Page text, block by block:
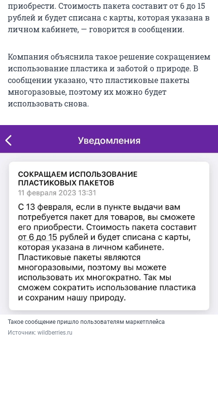
приобрести. Стоимость пакета составит от 6 до 15
рублей и будет списана с карты, которая указана в
личном кабинете, — говорится в сообщении.
Компания объяснила такое решение сокращением
использование пластика и заботой о природе. В
сообщении указано, что пластиковые пакеты
многоразовые, поэтому их можно будет
использовать снова.
Такое сообщение пришло пользователям маркетплейса
Источник: wildberries.ru